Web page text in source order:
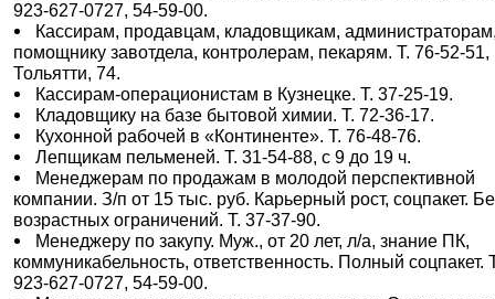
923-627-0727, 54-59-00.
Кассирам, продавцам, кладовщикам,
помощнику завотдела, контролерам, пекарям. Т. 76-52-51,
Тольятти, 74.
Кассирам-операционистам в Кузнецке. Т. 37-25-19.
Кладовщику на базе бытовой химии. Т. 72-36-17.
Кухонной рабочей в «Континенте». Т. 76-48-76.
Лепщикам пельменей. Т. 31-54-88, с 9 до 19 ч.
Менеджерам по продажам в молодой перспективной
компании. З/п от 15 тыс. руб. Карьерный рост, соцпакет.
возрастных ограничений. Т. 37-37-90.
Менеджеру по закупу. Муж., от 20 лет, л/а, знание ПК,
коммуникабельность, ответственность. Полный соцпакет.
923-627-0727, 54-59-00.